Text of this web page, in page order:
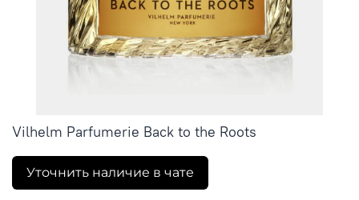
Vilhelm Parfumerie Back to the Roots
Уточнить наличие в чате